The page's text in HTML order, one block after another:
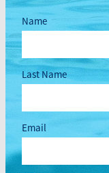
Name
Last Name
Email